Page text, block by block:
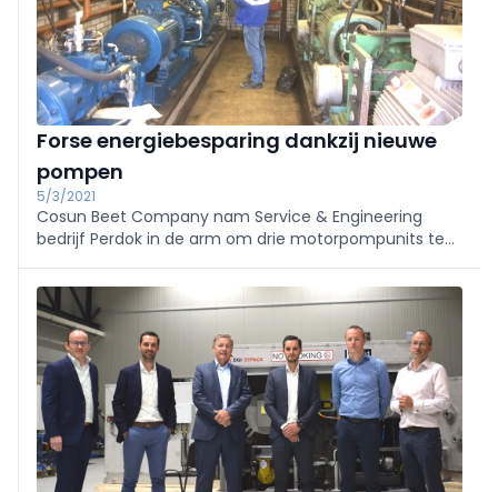
Forse energiebesparing dankzij nieuwe
pompen
5/3/2021
Cosun Beet Company nam Service & Engineering
bedrijf Perdok in de arm om drie motorpompunits te
voor monitoring, onderhoud en energiebesparing.